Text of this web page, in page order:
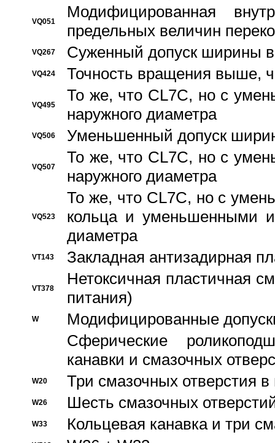
VQ051
Модифицированная
предельных величин
VQ267 Суженный допуск ширины
VQ424 Точность вращения выше,
VQ495
То же, что CL7C, но с
наружного диаметра
VQ506 Уменьшенный допуск
VQ507
То же, что CL7C, но с
наружного диаметра
VQ523
То же, что CL7C, но с
кольца и уменьшенными
диаметра
VT143 Закладная антизадирная
VT378
Нетоксичная пластичная
питания)
W
Модифицированные
Сферические
канавки и смазочных
W20 Три смазочных отверстия
W26 Шесть смазочных
W33 Кольцевая канавка и три